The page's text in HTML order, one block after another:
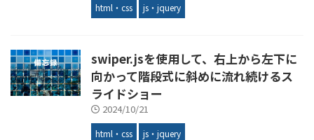
html・css js・jquery
swiper.jsを使用して、右上から左下に
向かって階段式に斜めに流れ続けるス
ライドショー
2024/10/21
html・css js・jquery